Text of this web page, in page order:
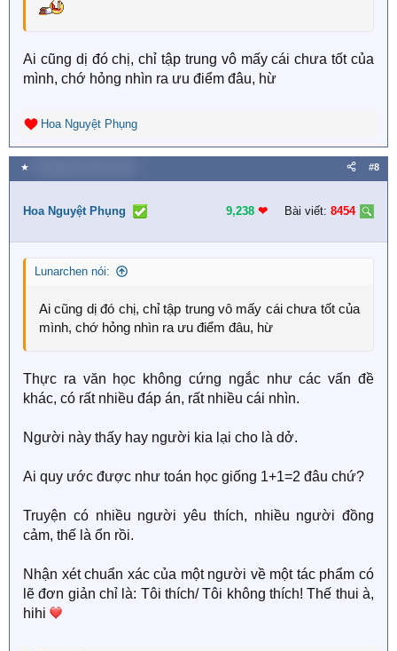
Ai cũng dị đó chị, chỉ tập trung vô mấy cái chưa tốt của
mình, chớ hỏng nhìn ra ưu điểm đâu, hừ
R
e
a
c
i
n
s
Hoa Nguyệt Phụng
★ #8
Hoa Nguyệt Phụng 9,238 ❤︎ Bài viết: 8454
Lunarchen nói:
Ai cũng dị đó chị, chỉ tập trung vô mấy cái chưa tốt của
mình, chớ hỏng nhìn ra ưu điểm đâu, hừ
Thực ra văn học không cứng ngắc như các vấn đề
khác, có rất nhiều đáp án, rất nhiều cái nhìn.
Người này thấy hay người kia lại cho là dở.
Ai quy ước được như toán học giống 1+1=2 đâu chứ?
Truyện có nhiều người yêu thích, nhiều người đồng
cảm, thế là ổn rồi.
Nhận xét chuẩn xác của một người về một tác phẩm có
lẽ đơn giản chỉ là: Tôi thích/ Tôi không thích! Thế thui à,
hihi